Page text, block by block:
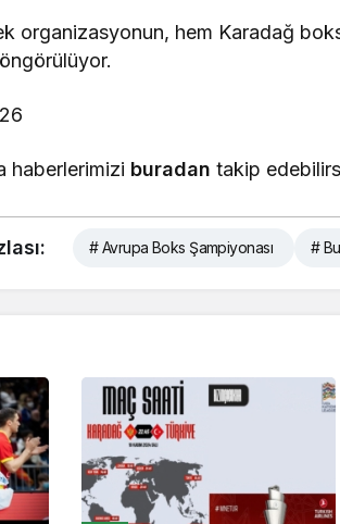
organizasyonun, hem Karadağ
haberlerimizi buradan takip
# Avrupa Boks Şampiyonası #